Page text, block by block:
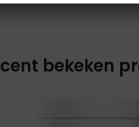
bekeken